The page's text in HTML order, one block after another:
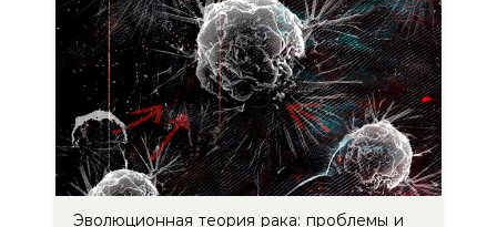
Эволюционная теория рака: проблемы и